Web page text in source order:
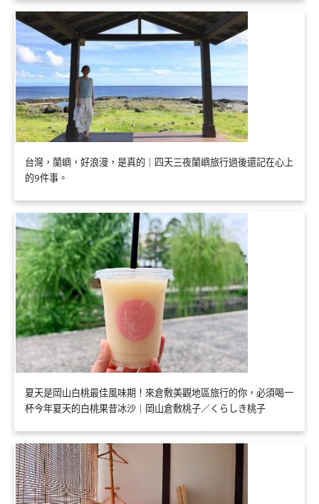
台灣，蘭嶼，好浪漫，是真的｜四天三夜蘭嶼旅行過後還記在心上
的9件事。
夏天是岡山白桃最佳風味期！來倉敷美觀地區旅行的你，必須喝一
杯今年夏天的白桃果昔冰沙｜岡山倉敷桃子／くらしき桃子